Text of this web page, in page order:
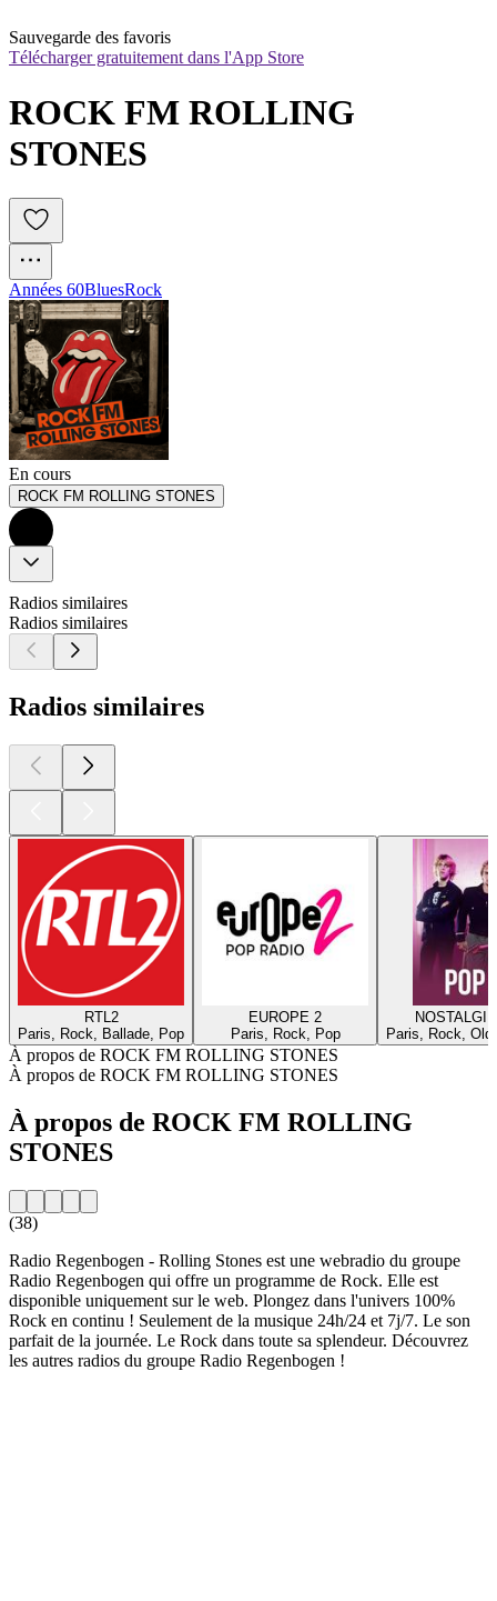
Sauvegarde des favoris
Télécharger gratuitement dans l'App Store
ROCK FM ROLLING
STONES
Années 60BluesRock
En cours
ROCK FM ROLLING STONES
Radios similaires
Radios similaires
Radios similaires
RTL2
Paris, Rock, Ballade, Pop
EUROPE 2
Paris, Rock, Pop
Paris, Rock,
À propos de ROCK FM ROLLING STONES
À propos de ROCK FM ROLLING STONES
À propos de ROCK FM ROLLING
STONES
(38)
Radio Regenbogen - Rolling Stones est une webradio du groupe
Radio Regenbogen qui offre un programme de Rock. Elle est
disponible uniquement sur le web. Plongez dans l'univers 100%
Rock en continu ! Seulement de la musique 24h/24 et 7j/7. Le son
parfait de la journée. Le Rock dans toute sa splendeur. Découvrez
les autres radios du groupe Radio Regenbogen !